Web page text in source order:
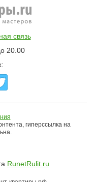
связь
20.00
гиперссылка на
RunetRulit.ru